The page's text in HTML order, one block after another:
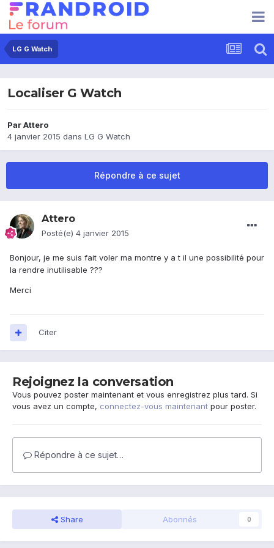
LG G Watch
Localiser G Watch
ParAttero
4 janvier 2015 dans LG G Watch
Répondre à ce sujet
Attero
Posté(e) 4 janvier 2015
Bonjour, je me suis fait voler ma montre y a t il une possibilité pour
la rendre inutilisable ???
Merci
Citer
Rejoignez la conversation
Vous pouvez poster maintenant et vous enregistrez plus tard. Si
vous avez un compte, connectez-vous maintenant pour poster.
Répondre à ce sujet…
Share Abonnés 0